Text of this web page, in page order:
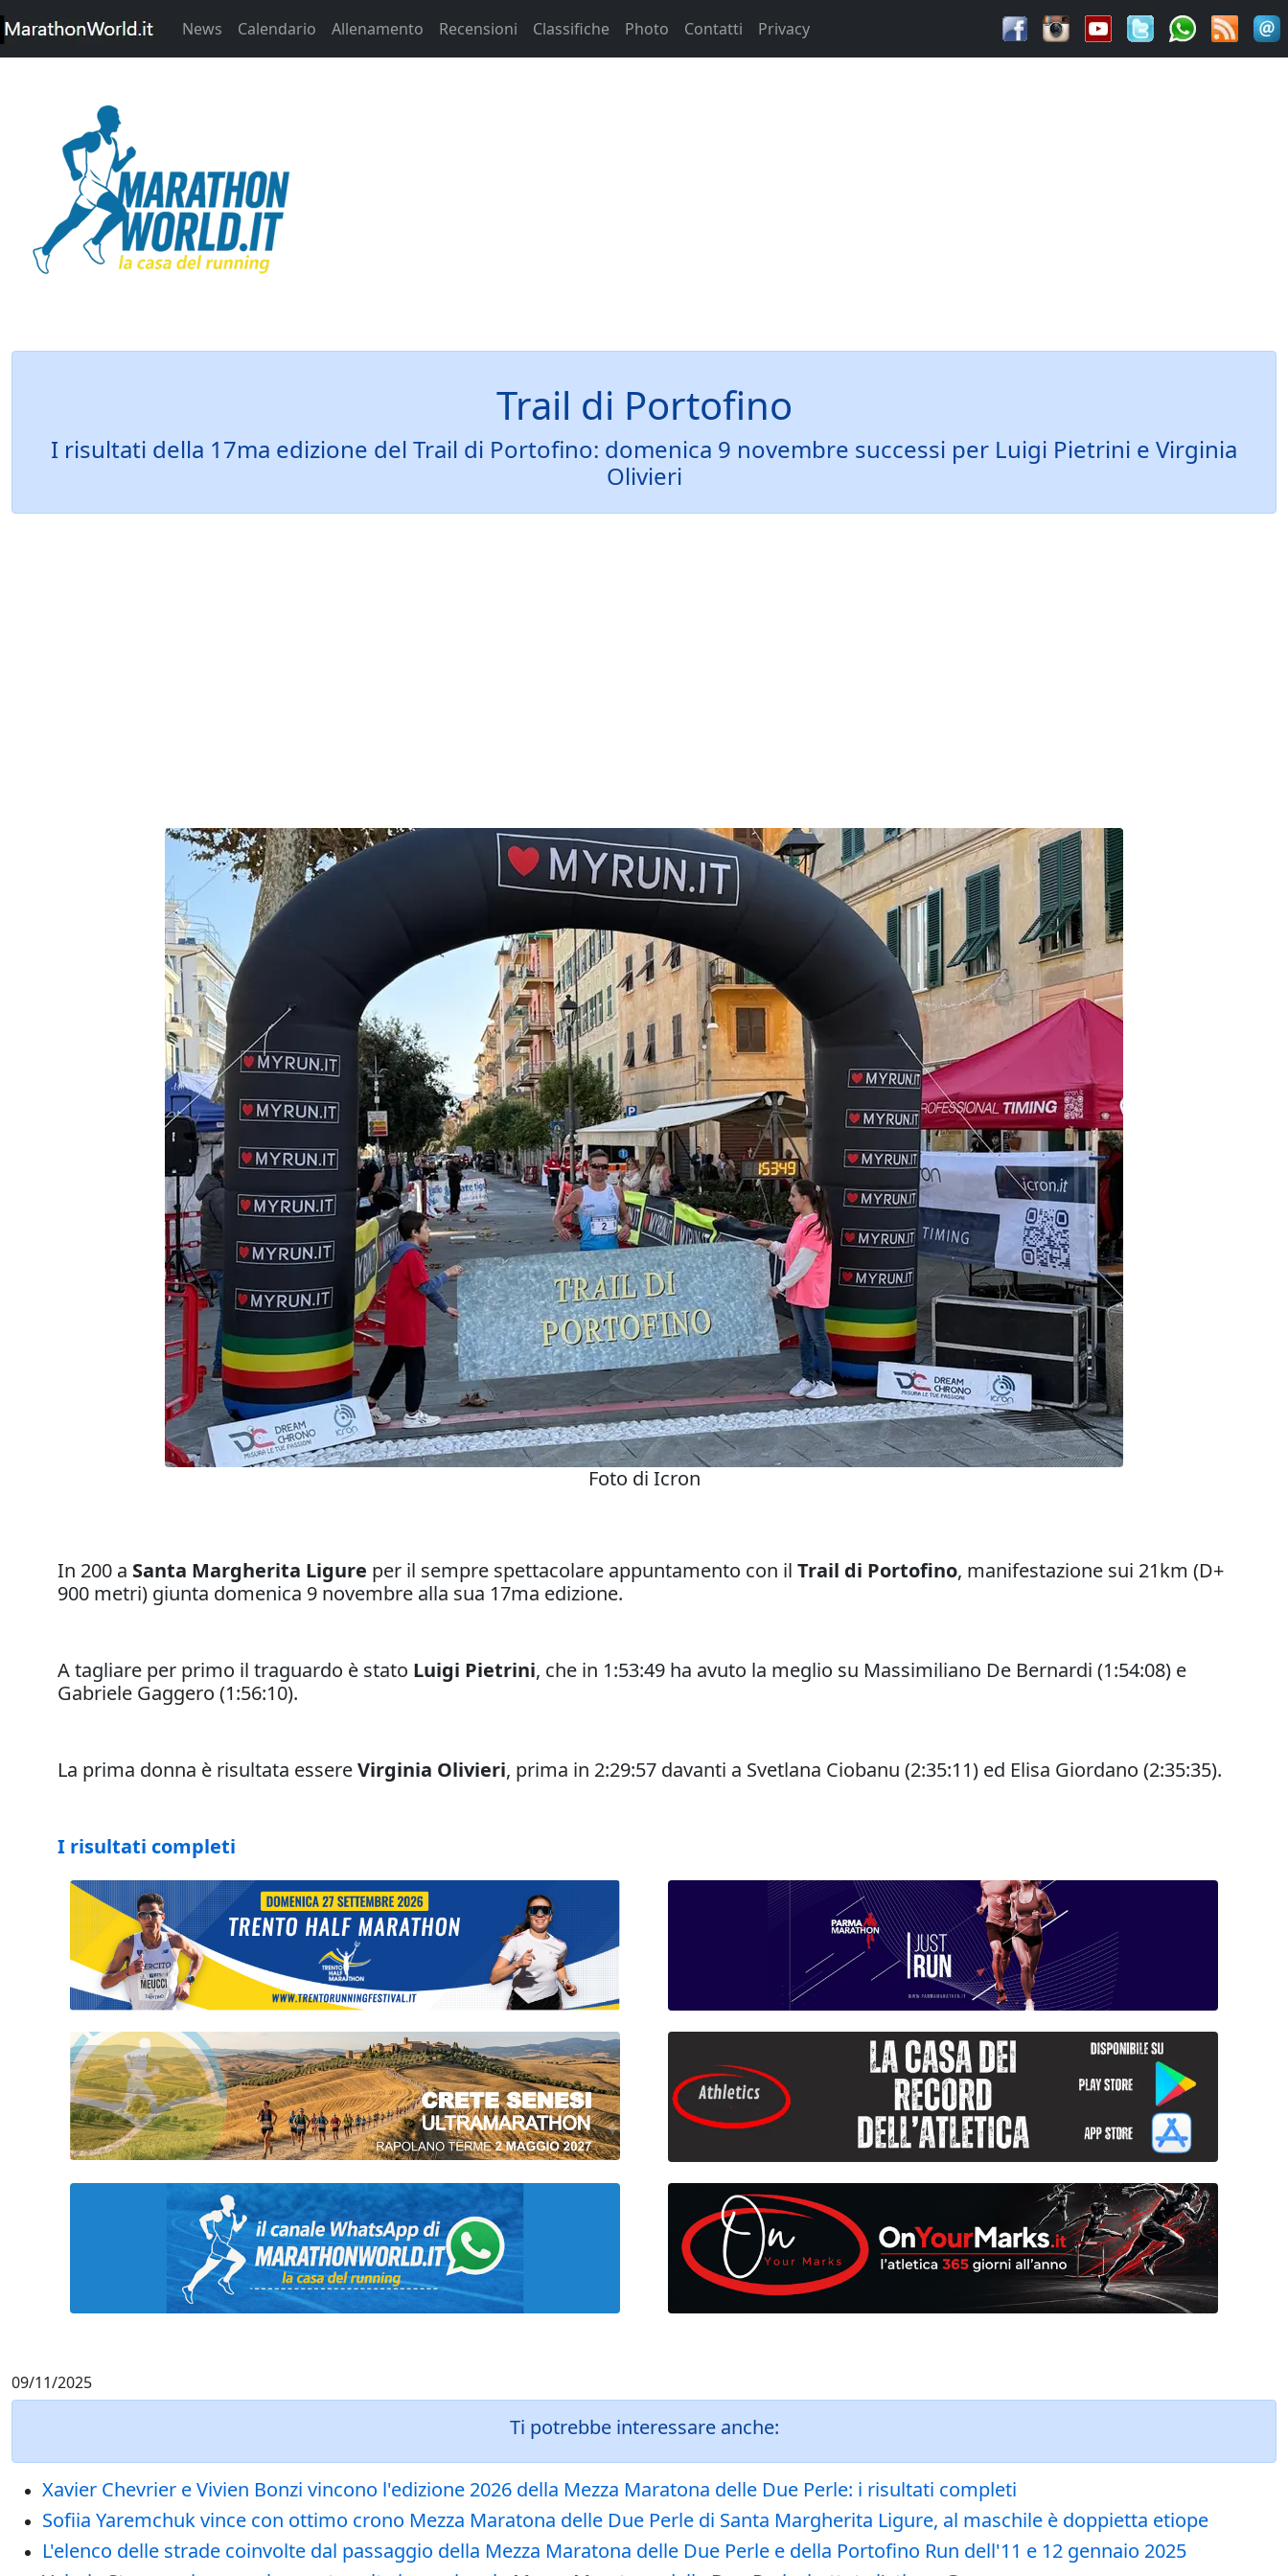
News Calendario Allenamento Recensioni Classifiche Photo Contatti Privacy
Trail di Portofino
I risultati della 17ma edizione del Trail di Portofino: domenica 9 novembre successi per Luigi Pietrini e Virginia
Olivieri
Foto di Icron
In 200 a Santa Margherita Ligure per il sempre spettacolare appuntamento con il Trail di Portofino, manifestazione sui 21km (D+
900 metri) giunta domenica 9 novembre alla sua 17ma edizione.
A tagliare per primo il traguardo è stato Luigi Pietrini, che in 1:53:49 ha avuto la meglio su Massimiliano De Bernardi (1:54:08) e
Gabriele Gaggero (1:56:10).
La prima donna è risultata essereVirginia Olivieri, prima in 2:29:57 davanti a Svetlana Ciobanu (2:35:11) ed Elisa Giordano (2:35:35).
I risultati completi
09/11/2025
Ti potrebbe interessare anche:
Xavier Chevrier e Vivien Bonzi vincono l'edizione 2026 della Mezza Maratona delle Due Perle: i risultati completi
Sofiia Yaremchuk vince con ottimo crono Mezza Maratona delle Due Perle di Santa Margherita Ligure, al maschile è doppietta etiope
L'elenco delle strade coinvolte dal passaggio della Mezza Maratona delle Due Perle e della Portofino Run dell'11 e 12 gennaio 2025